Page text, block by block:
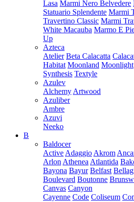
Lasa Marmi Nero Belvedere
Statuario Splendente Marmi
Travertino Classic Marmi
White Macauba Marmo E
Up
Azteca
Atelier Beta Calacatta
Habitat Moonland Moonlight
Synthesis Textyle
Azulev
Alchemy Artwood
Azuliber
Ambre
Azuvi
Neeko
B
Baldocer
Active Adaggio Akrom
Arlon Athenea Atlantida
Bayona Bayur Belfast
Boulevard Boutonne
Canvas Canyon
Cayenne Code Coliseum